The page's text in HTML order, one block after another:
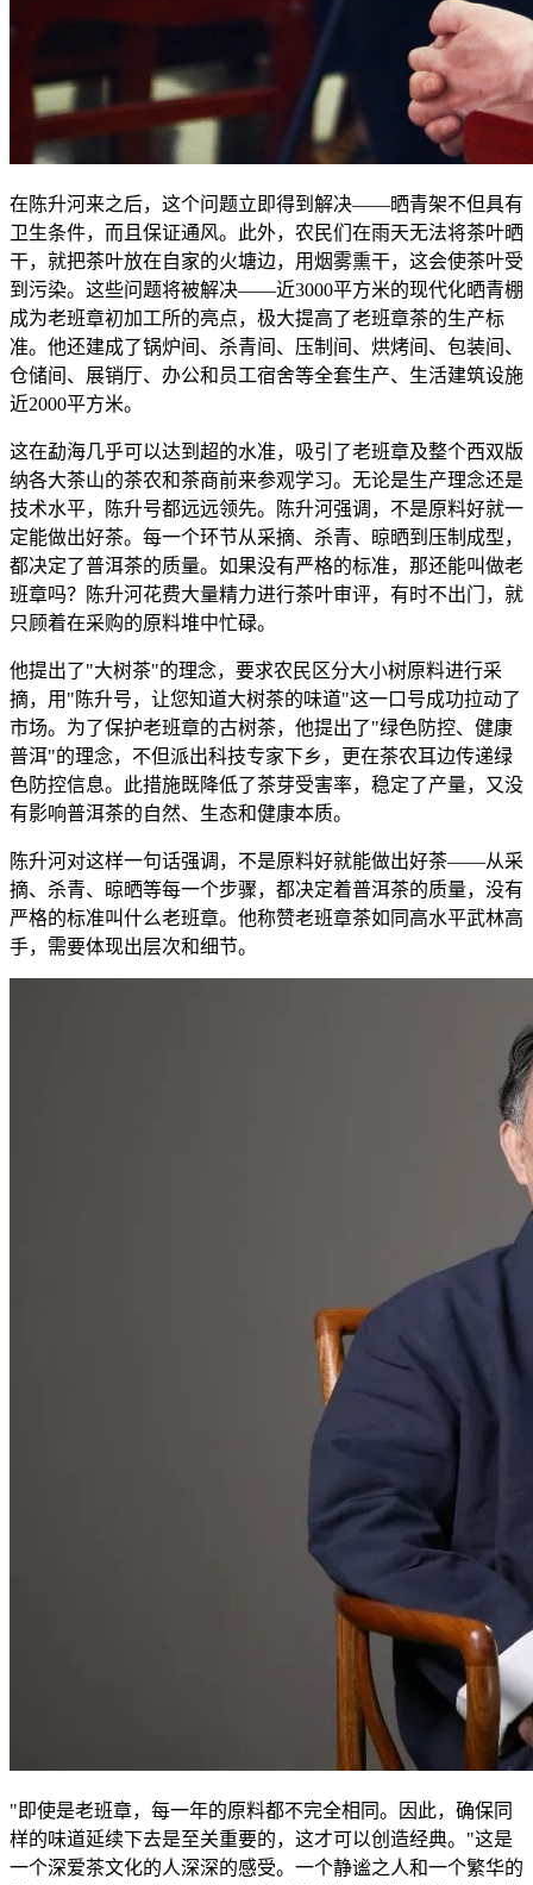
在陈升河来之后，这个问题立即得到解决——晒青架不但具有
卫生条件，而且保证通风。此外，农民们在雨天无法将茶叶晒
干，就把茶叶放在自家的火塘边，用烟雾熏干，这会使茶叶受
到污染。这些问题将被解决——近3000平方米的现代化晒青棚
成为老班章初加工所的亮点，极大提高了老班章茶的生产标
准。他还建成了锅炉间、杀青间、压制间、烘烤间、包装间、
仓储间、展销厅、办公和员工宿舍等全套生产、生活建筑设施
近2000平方米。
这在勐海几乎可以达到超的水准，吸引了老班章及整个西双版
纳各大茶山的茶农和茶商前来参观学习。无论是生产理念还是
技术水平，陈升号都远远领先。陈升河强调，不是原料好就一
定能做出好茶。每一个环节从采摘、杀青、晾晒到压制成型，
都决定了普洱茶的质量。如果没有严格的标准，那还能叫做老
班章吗？陈升河花费大量精力进行茶叶审评，有时不出门，就
只顾着在采购的原料堆中忙碌。
他提出了"大树茶"的理念，要求农民区分大小树原料进行采
摘，用"陈升号，让您知道大树茶的味道"这一口号成功拉动了
市场。为了保护老班章的古树茶，他提出了"绿色防控、健康
普洱"的理念，不但派出科技专家下乡，更在茶农耳边传递绿
色防控信息。此措施既降低了茶芽受害率，稳定了产量，又没
有影响普洱茶的自然、生态和健康本质。
陈升河对这样一句话强调，不是原料好就能做出好茶——从采
摘、杀青、晾晒等每一个步骤，都决定着普洱茶的质量，没有
严格的标准叫什么老班章。他称赞老班章茶如同高水平武林高
手，需要体现出层次和细节。
"即使是老班章，每一年的原料都不完全相同。因此，确保同
样的味道延续下去是至关重要的，这才可以创造经典。"这是
一个深爱茶文化的人深深的感受。一个静谧之人和一个繁华的